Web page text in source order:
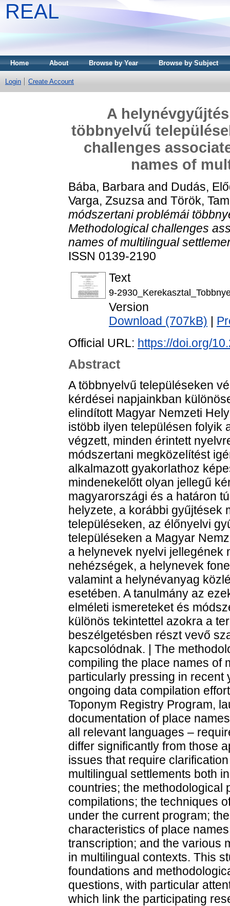
REAL
Home About Browse by Year Browse by Subject
Login Create Account
A
többnyelvű
challenges
names of
Bába, Barbara and Dudás,
Varga, Zsuzsa and Török,
módszertani problémái
Methodological challenges
names of multilingual
ISSN 0139-2190
Text
9-
Version
Download (707kB)
Official URL: https://doi.org/
Abstract
A többnyelvű településeken
kérdései napjainkban
elindított Magyar Nemzeti
istöbb ilyen településen folyik
végzett, minden érintett
módszertani megközelítést
alkalmazott gyakorlathoz
mindenekelőtt olyan jellegű
magyarországi és a határon
helyzete, a korábbi gyűjtések
településeken, az élőnyelvi
településeken a Magyar
a helynevek nyelvi jellegének
nehézségek, a helynevek
valamint a helynévanyag
esetében. A tanulmány az
elméleti ismereteket és
különös tekintettel azokra a
beszélgetésben részt vevő
kapcsolódnak. | The
compiling the place names of
particularly pressing in recent
ongoing data compilation
Toponym Registry Program,
documentation of place
all relevant languages –
differ significantly from those
issues that require
multilingual settlements both
countries; the methodological
compilations; the techniques
under the current program;
characteristics of place
transcription; and the various
in multilingual contexts. This
foundations and
questions, with particular
which link the participating